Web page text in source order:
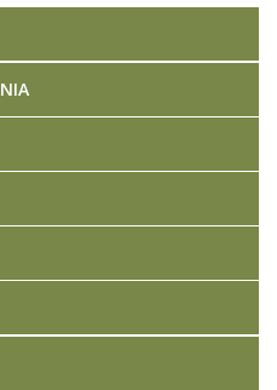
Ledwójcik
Ledwójcik